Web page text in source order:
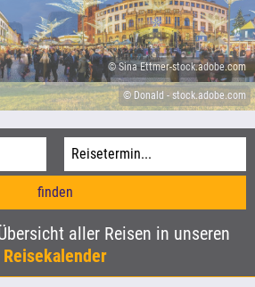
Informationen
Agentur-Login
Kataloge © Donald - stock.adobe.com
© Sina Ettmer-stock.adobe.com
© Aufwind-Luftbilder - stock.adobe.com
© xbrchx - stock.adobe.com
aller Reisen in unseren
Reisekalender